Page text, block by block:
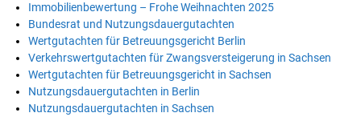
Immobilienbewertung – Frohe Weihnachten 2025
Bundesrat und Nutzungsdauergutachten
Wertgutachten für Betreuungsgericht Berlin
Verkehrswertgutachten für Zwangsversteigerung in Sachsen
Wertgutachten für Betreuungsgericht in Sachsen
Nutzungsdauergutachten in Berlin
Nutzungsdauergutachten in Sachsen